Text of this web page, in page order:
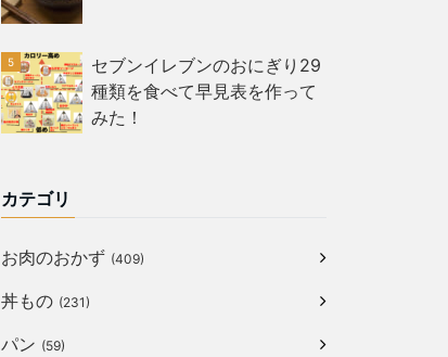
セブンイレブンのおにぎり29
種類を食べて早見表を作って
みた！
カテゴリ
お肉のおかず (409)
丼もの (231)
パン (59)